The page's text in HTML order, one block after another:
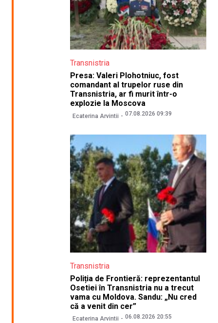
Transnistria
Presa: Valeri Plohotniuc, fost
comandant al trupelor ruse din
Transnistria, ar fi murit într-o
explozie la Moscova
Ecaterina Arvintii 07.08.2026 09:39
Transnistria
Poliția de Frontieră: reprezentantul
Osetiei în Transnistria nu a trecut
vama cu Moldova. Sandu: „Nu cred
că a venit din cer”
Ecaterina Arvintii 06.08.2026 20:55